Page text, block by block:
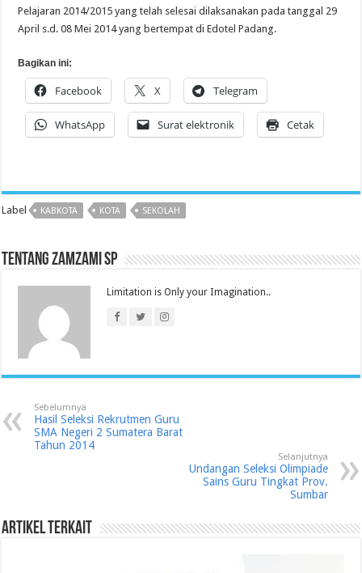
Pelajaran 2014/2015 yang telah selesai dilaksanakan pada tanggal 29
April s.d. 08 Mei 2014 yang bertempat di Edotel Padang.
Bagikan ini:
Facebook X Telegram
WhatsApp Surat elektronik Cetak
Label KABKOTA KOTA SEKOLAH
Tentang Zamzami SP
Limitation is Only your Imagination..
Sebelumnya
Hasil Seleksi Rekrutmen Guru
SMA Negeri 2 Sumatera Barat
Tahun 2014
Selanjutnya
Undangan Seleksi Olimpiade
Sains Guru Tingkat Prov.
Sumbar
Artikel Terkait